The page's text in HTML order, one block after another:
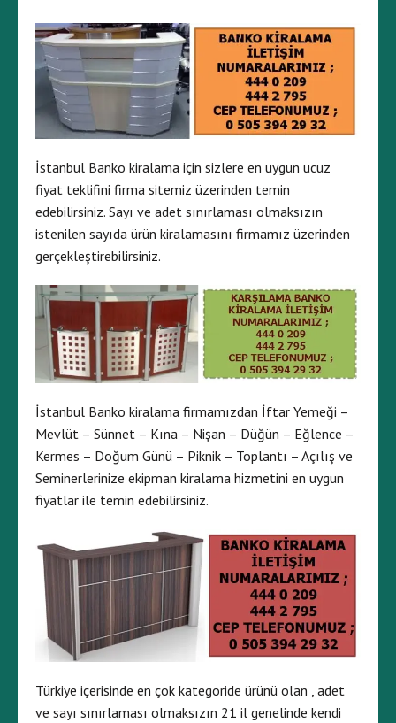
İstanbul Banko kiralama için sizlere en uygun ucuz
fiyat teklifini firma sitemiz üzerinden temin
edebilirsiniz. Sayı ve adet sınırlaması olmaksızın
istenilen sayıda ürün kiralamasını firmamız üzerinden
gerçekleştirebilirsiniz.
İstanbul Banko kiralama firmamızdan İftar Yemeği –
Mevlüt – Sünnet – Kına – Nişan – Düğün – Eğlence –
Kermes – Doğum Günü – Piknik – Toplantı – Açılış ve
Seminerlerinize ekipman kiralama hizmetini en uygun
fiyatlar ile temin edebilirsiniz.
Türkiye içerisinde en çok kategoride ürünü olan , adet
ve sayı sınırlaması olmaksızın 21 il genelinde kendi